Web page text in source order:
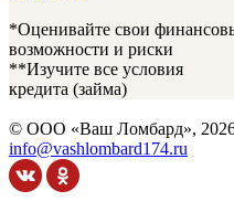
*Оценивайте свои
возможности и риски
**Изучите все условия
кредита (займа)
© ООО «Ваш Ломбард»,
info@vashlombard174.ru